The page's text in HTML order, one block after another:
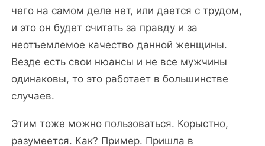
чего на самом деле нет, или дается с трудом,
и это он будет считать за правду и за
неотъемлемое качество данной женщины.
Везде есть свои нюансы и не все мужчины
одинаковы, то это работает в большинстве
случаев.
Этим тоже можно пользоваться. Корыстно,
разумеется. Как? Пример. Пришла в